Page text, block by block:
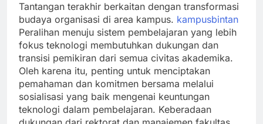
Tantangan terakhir berkaitan dengan transformasi
budaya organisasi di area kampus. kampusbintan
Peralihan menuju sistem pembelajaran yang lebih
fokus teknologi membutuhkan dukungan dan
transisi pemikiran dari semua civitas akademika.
Oleh karena itu, penting untuk menciptakan
pemahaman dan komitmen bersama melalui
sosialisasi yang baik mengenai keuntungan
teknologi dalam pembelajaran. Keberadaan